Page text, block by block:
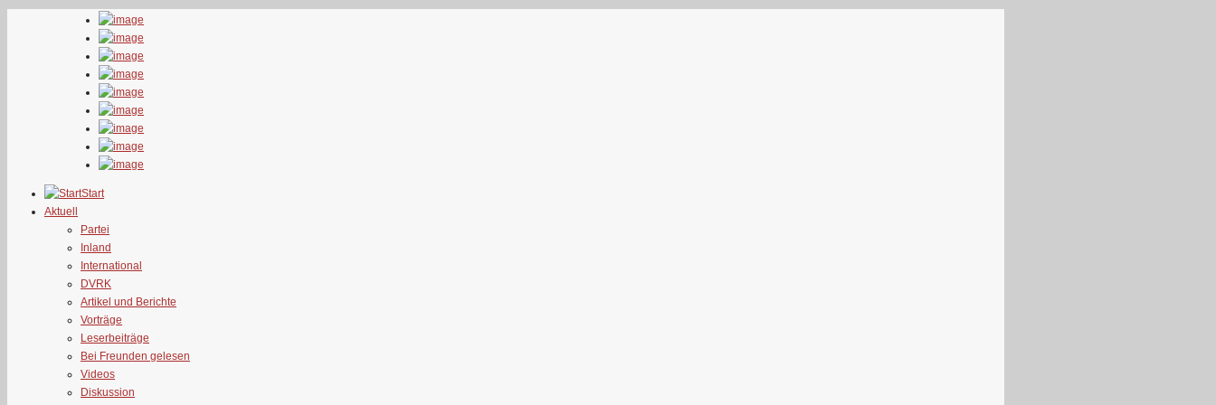
Start
Aktuell
Partei
Inland
International
DVRK
Artikel und Berichte
Vorträge
Leserbeiträge
Bei Freunden gelesen
Videos
Diskussion